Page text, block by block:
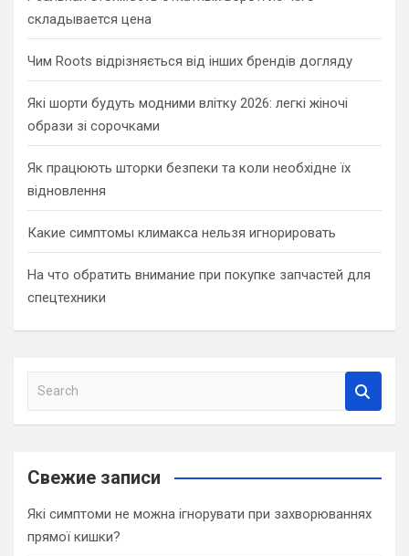
складывается цена
Чим Roots відрізняється від інших брендів догляду
Які шорти будуть модними влітку 2026: легкі жіночі
образи зі сорочками
Як працюють шторки безпеки та коли необхідне їх
відновлення
Какие симптомы климакса нельзя игнорировать
На что обратить внимание при покупке запчастей для
спецтехники
a
c
Свежие записи
Які симптоми не можна ігнорувати при захворюваннях
прямої кишки?